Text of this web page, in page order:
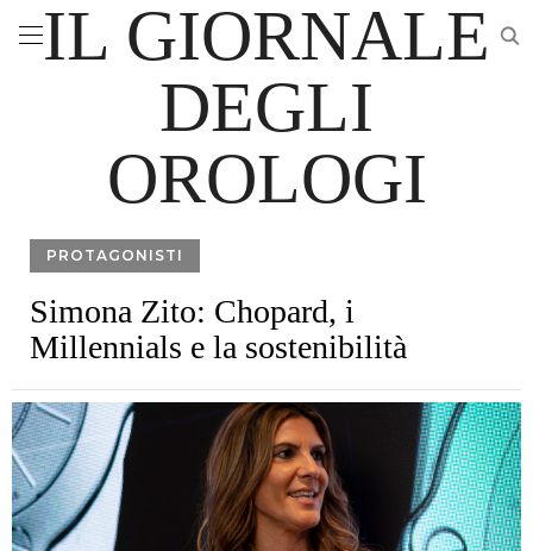
IL GIORNALE
DEGLI
OROLOGI
PROTAGONISTI
Simona Zito: Chopard, i
Millennials e la sostenibilità